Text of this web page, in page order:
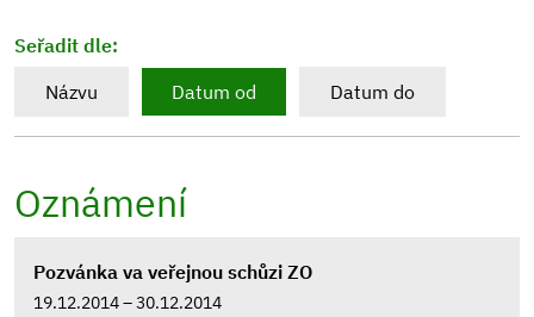
Seřadit dle:
Názvu
Datum od Datum do
Oznámení
Pozvánka va veřejnou schůzi ZO
19.12.2014 – 30.12.2014